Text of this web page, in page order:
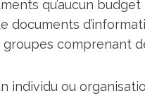
qu’aucun
documents
comprenant
individu ou